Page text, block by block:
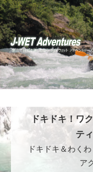
ドキドキ！ワ
テ
ドキドキ＆わく
ア